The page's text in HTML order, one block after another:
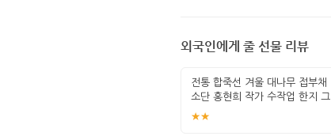
외국인에게 줄 선물 리뷰
전통 합죽선 겨울 대나무 접부채
소단 홍현희 작가 수작업 한지 그
림 고급
★★